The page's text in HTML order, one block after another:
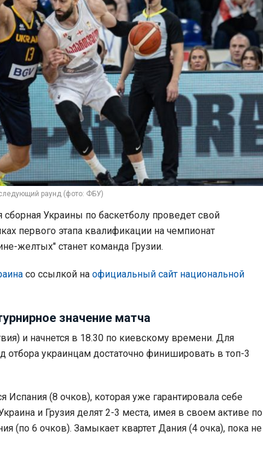
раунд (фото: ФБУ)
Украины по баскетболу проведет свой
первого этапа квалификации на чемпионат
желтых" станет команда Грузии.
со ссылкой на официальный сайт национальной
значение матча
и начнется в 18.30 по киевскому времени. Для
украинцам достаточно финишировать в топ-3
Испания (8 очков), которая уже гарантировала себе
и Грузия делят 2-3 места, имея в своем активе по
(по 6 очков). Замыкает квартет Дания (4 очка), пока не